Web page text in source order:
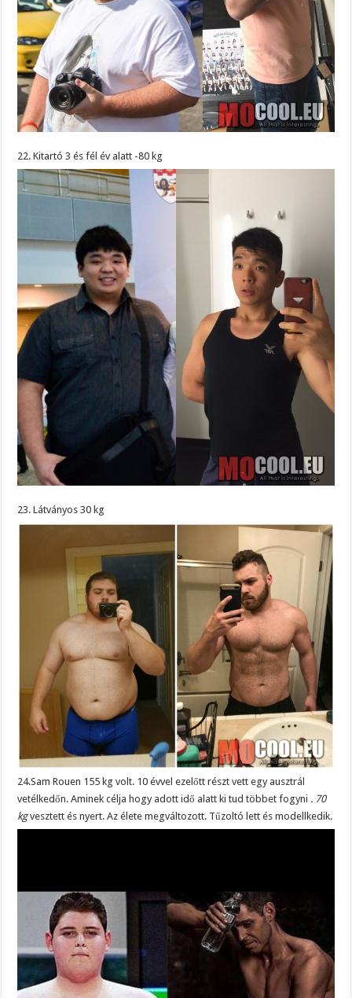
22. Kitartó 3 és fél év alatt -80 kg
23. Látványos 30 kg
24.Sam Rouen 155 kg volt. 10 évvel ezelőtt részt vett egy ausztrál
vetélkedőn. Aminek célja hogy adott idő alatt ki tud többet fogyni . 70
kgvesztett és nyert. Az élete megváltozott. Tűzoltó lett és modellkedik.